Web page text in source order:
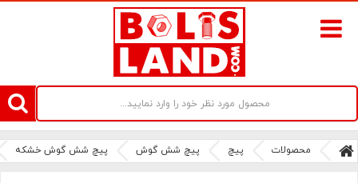
سامانه آنلاین فروش پیچ و مهره های صنعتی بولتز لند | سرزمین پیچ
محصولات پیچ پیچ شش گوش پیچ شش گوش خشکه